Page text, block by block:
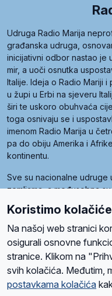
Udruga Radio Marija
građanska udruga,
inicijativni odbor nastao je
mir, a uoči osnutka
Italije. Ideja o Radio Mariji
u župi u Erbi na sjeveru
širi te uskoro obuhvaća
toga osnivaju se i
imenom Radio Marija u
pa do obiju Amerika i
kontinentu.
Sve su nacionalne udruge
zemljama, a međusobna
Radio Maria). Svjetsku
kojima je i hrvatska
O namaRadio Program
Koristimo
Na našoj web stranici
osigurali osnovne
stranice. Klikom na
svih kolačića. Međutim,
postavkama kolačića